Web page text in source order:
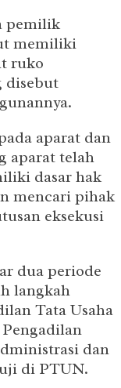
pemilik
memiliki
ruko
disebut
aparat dan
aparat telah
dasar hak
mencari pihak
eksekusi
dua periode
langkah
Tata Usaha
dan
di PTUN.